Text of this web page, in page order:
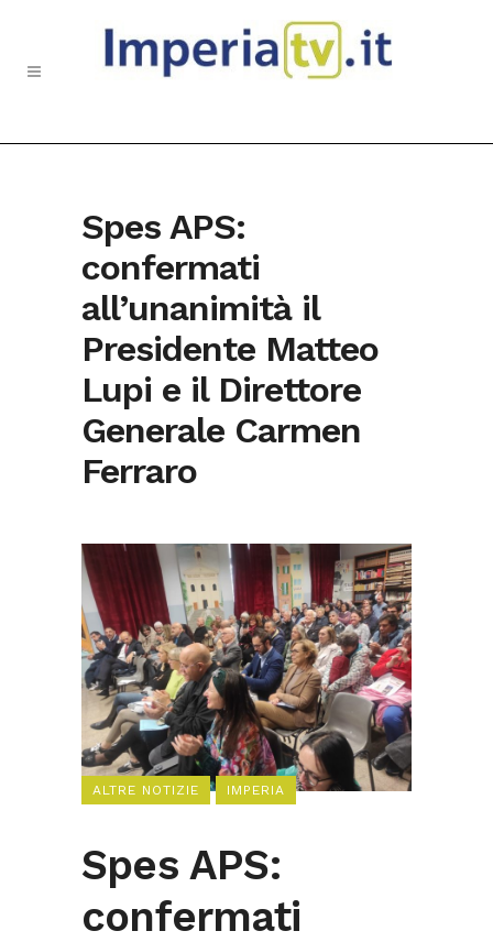
Spes APS:
confermati
all’unanimità il
Presidente Matteo
Lupi e il Direttore
Generale Carmen
Ferraro
ALTRE NOTIZIE IMPERIA
Spes APS:
confermati